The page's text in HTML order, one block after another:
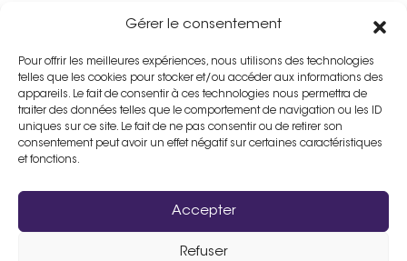
Gérer le consentement
Pour offrir les meilleures expériences, nous utilisons des technologies
telles que les cookies pour stocker et/ou accéder aux informations des
appareils. Le fait de consentir à ces technologies nous permettra de
traiter des données telles que le comportement de navigation ou les ID
uniques sur ce site. Le fait de ne pas consentir ou de retirer son
consentement peut avoir un effet négatif sur certaines caractéristiques
et fonctions.
Accepter
Refuser